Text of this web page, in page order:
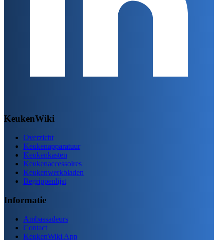
KeukenWiki
Overzicht
Keukenapparatuur
Keukenkasten
Keukenaccessoires
Keukenwerkbladen
Begrippenlijst
Informatie
Ambassadeurs
Contact
KeukenWiki App